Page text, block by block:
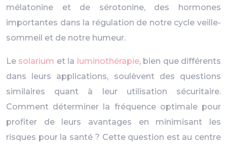
mélatonine et de sérotonine, des hormones
importantes dans la régulation de notre cycle veille-
sommeil et de notre humeur.
Le solarium et la luminothérapie, bien que différents
dans leurs applications, soulèvent des questions
similaires quant à leur utilisation sécuritaire.
Comment déterminer la fréquence optimale pour
profiter de leurs avantages en minimisant les
risques pour la santé ? Cette question est au centre